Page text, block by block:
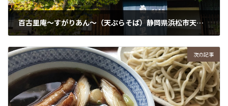
百古里庵〜すがりあん〜（天ぷらそば）静岡県浜松市天竜区
次の記事